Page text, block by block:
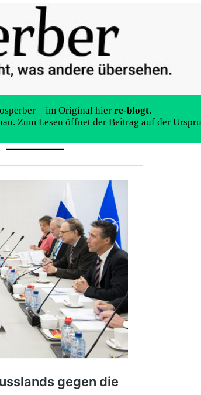
– im Original hier re-blogt.
Zum Lesen öffnet der Beitrag auf der